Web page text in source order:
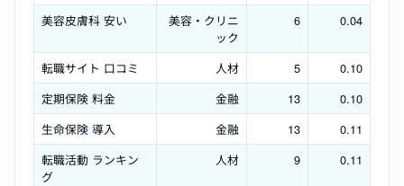
美容皮膚科 安い
美容・クリニ
ック
6 0.04
転職サイト 口コミ 人材 5
0.10
定期保険 料金
金融 13
0.10
生命保険 導入
金融 13
0.11
転職活動 ランキン
グ
人材 9 0.11